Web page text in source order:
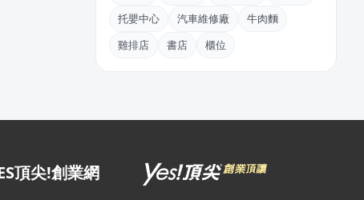
托嬰中心
汽車維修廠
牛肉麵
雞排店
書店 櫃位
頂尖!創業網